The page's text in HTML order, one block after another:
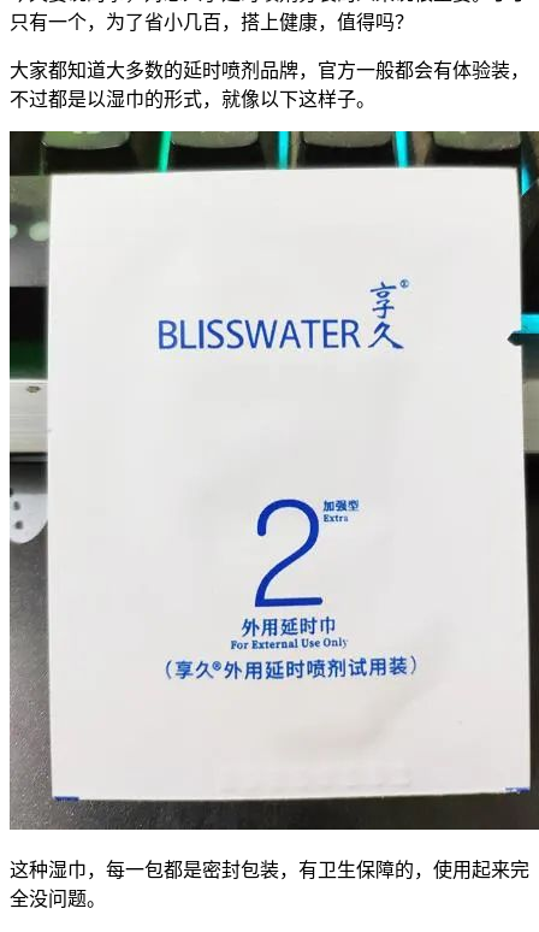
只有一个，为了省小几百，搭上健康，值得吗？
大家都知道大多数的延时喷剂品牌，官方一般都会有体验装，
不过都是以湿巾的形式，就像以下这样子。
这种湿巾，每一包都是密封包装，有卫生保障的，使用起来完
全没问题。